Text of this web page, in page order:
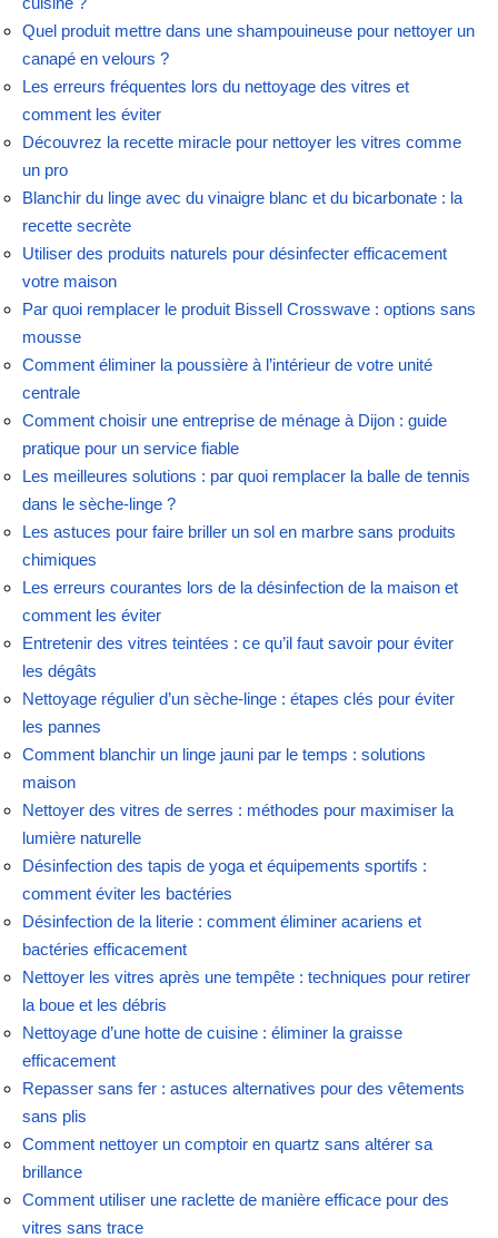
Quel produit mettre dans une shampouineuse pour nettoyer un
canapé en velours ?
Les erreurs fréquentes lors du nettoyage des vitres et
comment les éviter
Découvrez la recette miracle pour nettoyer les vitres comme
un pro
Blanchir du linge avec du vinaigre blanc et du bicarbonate : la
recette secrète
Utiliser des produits naturels pour désinfecter efficacement
votre maison
Par quoi remplacer le produit Bissell Crosswave : options sans
mousse
Comment éliminer la poussière à l’intérieur de votre unité
centrale
Comment choisir une entreprise de ménage à Dijon : guide
pratique pour un service fiable
Les meilleures solutions : par quoi remplacer la balle de tennis
dans le sèche-linge ?
Les astuces pour faire briller un sol en marbre sans produits
chimiques
Les erreurs courantes lors de la désinfection de la maison et
comment les éviter
Entretenir des vitres teintées : ce qu’il faut savoir pour éviter
les dégâts
Nettoyage régulier d’un sèche-linge : étapes clés pour éviter
les pannes
Comment blanchir un linge jauni par le temps : solutions
maison
Nettoyer des vitres de serres : méthodes pour maximiser la
lumière naturelle
Désinfection des tapis de yoga et équipements sportifs :
comment éviter les bactéries
Désinfection de la literie : comment éliminer acariens et
bactéries efficacement
Nettoyer les vitres après une tempête : techniques pour retirer
la boue et les débris
Nettoyage d’une hotte de cuisine : éliminer la graisse
efficacement
Repasser sans fer : astuces alternatives pour des vêtements
sans plis
Comment nettoyer un comptoir en quartz sans altérer sa
brillance
Comment utiliser une raclette de manière efficace pour des
vitres sans trace